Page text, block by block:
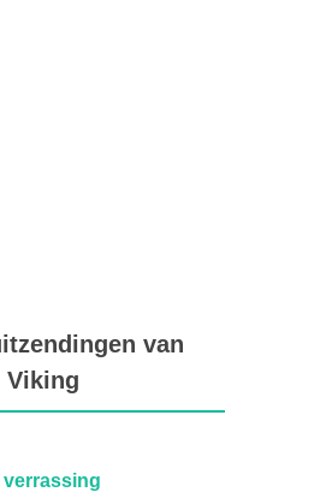
van
Viking
verrassing